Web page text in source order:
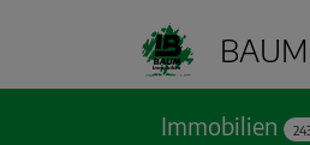
Immobilien